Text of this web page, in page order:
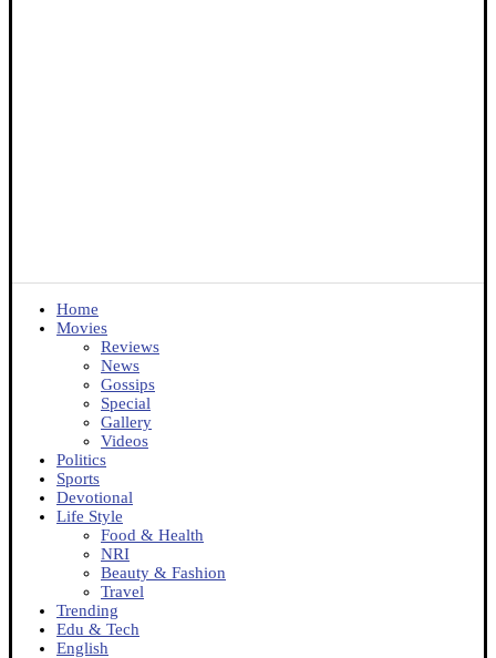
Home
Movies
Reviews
News
Gossips
Special
Gallery
Videos
Politics
Sports
Devotional
Life Style
Food & Health
NRI
Beauty & Fashion
Travel
Trending
Edu & Tech
English